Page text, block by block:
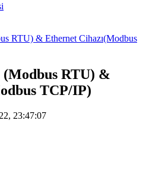
RTU) & Ethernet Cihazı(Modbus
(Modbus RTU) &
TCP/IP)
23:47:07